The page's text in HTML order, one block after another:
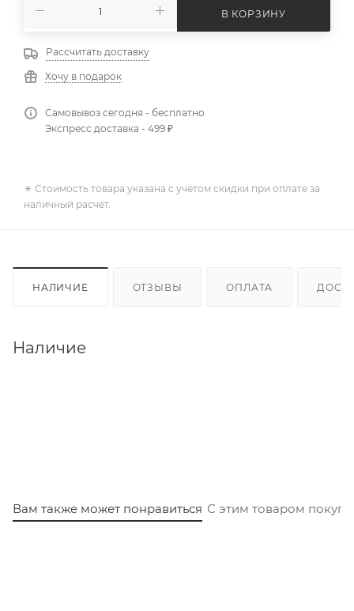
В КОРЗИНУ
Рассчитать доставку
Хочу в подарок
Самовывоз сегодня - бесплатно
Экспресс доставка - 499 ₽
✴️ Стоимость товара указана с учетом скидки при оплате за
наличный расчет.
НАЛИЧИЕ ОТЗЫВЫ ОПЛАТА
Наличие
Вам также может понравиться С этим товаром